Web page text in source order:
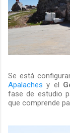
Se está
Apalaches y el
fase de estudio
que comprende